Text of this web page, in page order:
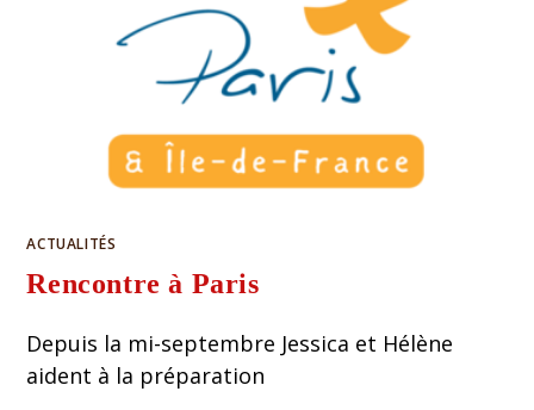
ACTUALITÉS
Rencontre à Paris
Depuis la mi-septembre Jessica et Hélène
aident à la préparation